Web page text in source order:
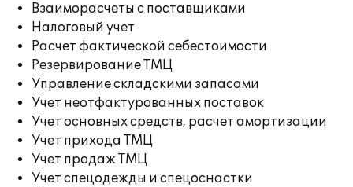
Взаиморасчеты с поставщиками
Налоговый учет
Расчет фактической себестоимости
Резервирование ТМЦ
Управление складскими запасами
Учет неотфактурованных поставок
Учет основных средств, расчет амортизации
Учет прихода ТМЦ
Учет продаж ТМЦ
Учет спецодежды и спецоснастки